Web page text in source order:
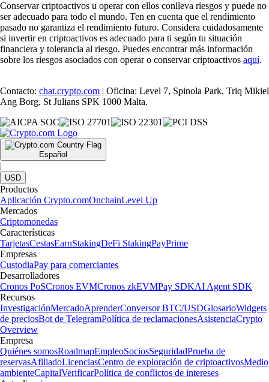
Conservar criptoactivos u operar con ellos conlleva riesgos y puede no
ser adecuado para todo el mundo. Ten en cuenta que el rendimiento
pasado no garantiza el rendimiento futuro. Considera cuidadosamente
si invertir en criptoactivos es adecuado para ti según tu situación
financiera y tolerancia al riesgo. Puedes encontrar más información
sobre los riesgos asociados con operar o conservar criptoactivos aquí.
Contacto: chat.crypto.com | Oficina: Level 7, Spinola Park, Triq Mikiel
Ang Borg, St Julians SPK 1000 Malta.
Español
|
USD
Productos
Aplicación Crypto.comOnchainLevel Up
Mercados
Criptomonedas
Características
TarjetasCestasEarnStakingDeFi StakingPayPrime
Empresas
CustodiaPay para comerciantes
Desarrolladores
Cronos PoSCronos EVMCronos zkEVMPay SDKAI Agent SDK
Recursos
InvestigaciónMercadoAprenderConversor BTC/USDGlosarioWidgets
de preciosBot de TelegramPolítica de reclamacionesAsistenciaCrypto
Overview
Empresa
Quiénes somosRoadmapEmpleoSociosSeguridadPrueba de
reservasAfiliadoLicenciasCentro de exploración de criptoactivosMedio
ambienteCapitalVerificarPolítica de conflictos de intereses